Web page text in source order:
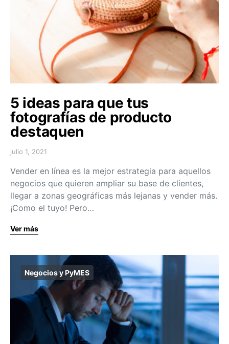
5 ideas para que tus
fotografías de producto
destaquen
julio 1, 2021
Vender en línea es la mejor estrategia para aquellos
negocios que quieren ampliar su base de clientes,
llegar a zonas geográficas más lejanas y vender más.
¡Como el tuyo! Pero…
Ver más
Negocios y PyMES